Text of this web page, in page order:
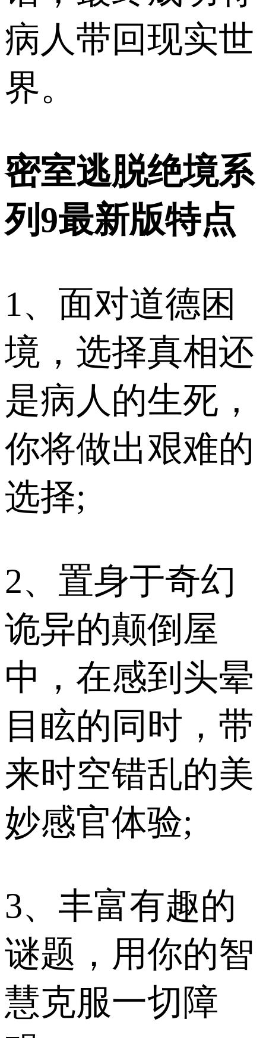
病人带回现实世
界。
密室逃脱绝境系
列9最新版特点
1、面对道德困
境，选择真相还
是病人的生死，
你将做出艰难的
选择;
2、置身于奇幻
诡异的颠倒屋
中，在感到头晕
目眩的同时，带
来时空错乱的美
妙感官体验;
3、丰富有趣的
谜题，用你的智
慧克服一切障